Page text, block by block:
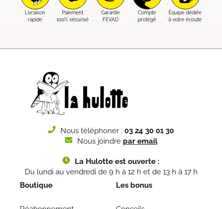
Livraison
rapide
Paiement
100% sécurisé
Garantie
FEVAD
Compte
protégé
Équipe dédiée
à votre écoute
Nous téléphoner : 03 24 30 01 30
Nous joindre par email
La Hulotte est ouverte :
Du lundi au vendredi de 9 h à 12 h et de 13 h à 17 h
Boutique
Les bonus